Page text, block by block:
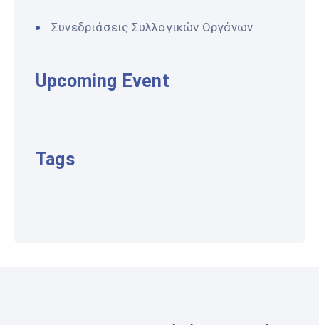
Συνεδριάσεις Συλλογικών Οργάνων
Upcoming Event
Tags